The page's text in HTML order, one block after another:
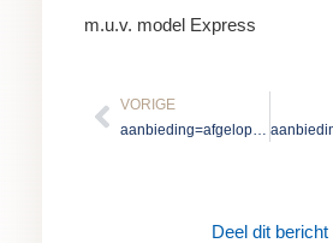
m.u.v. model Express
Vorige
VORIGE
Deel dit bericht